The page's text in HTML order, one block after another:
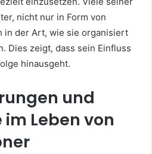
nicht nur in Form von
in der Art, wie sie organisiert
Dies zeigt, dass sein Einfluss
hinausgeht.
und
Leben von